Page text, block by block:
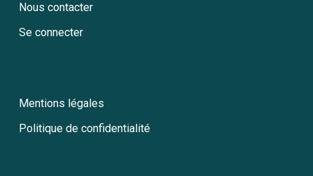
Nous contacter
Se connecter
Mentions légales
Politique de confidentialité